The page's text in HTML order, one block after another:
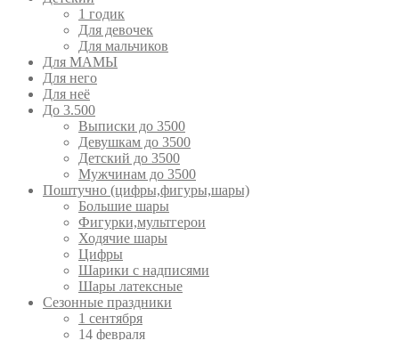
1 годик
Для девочек
Для мальчиков
Для МАМЫ
Для него
Для неё
До 3.500
Выписки до 3500
Девушкам до 3500
Детский до 3500
Мужчинам до 3500
Поштучно (цифры,фигуры,шары)
Большие шары
Фигурки,мультгерои
Ходячие шары
Цифры
Шарики с надписями
Шары латексные
Сезонные праздники
1 сентября
14 февраля